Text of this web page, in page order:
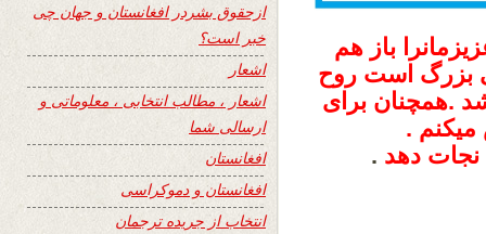
باز هم
بزرگ است روح
.همچنان برای
.
نجات دهد .
ازحقوق بشردر افغانستان و جهان چی
خبر است؟
اشعار
اشعار ، مطالب انتخابی ، معلوماتی و
ارسالی شما
افغانستان
افغانستان و دموکراسی
انتخاب از جریده ترجمان